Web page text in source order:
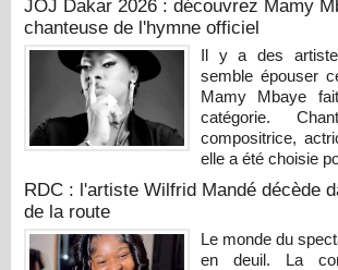
JOJ Dakar 2026 : découvrez Mamy
chanteuse de l'hymne officiel
Il y a des
semble épouser
Mamy Mbaye
catégorie.
compositrice,
elle a été choisie
RDC : l'artiste Wilfrid Mandé décède
de la route
Le monde du
en deuil. La